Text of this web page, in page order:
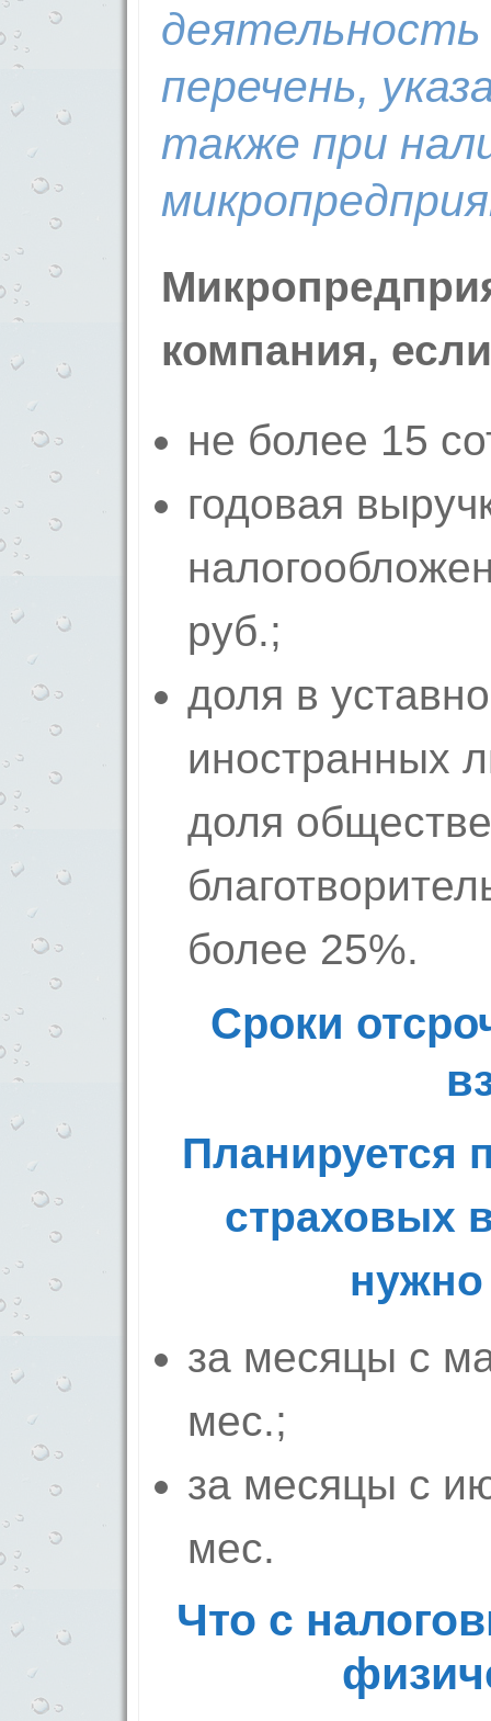
перечень,
также при
компания,
не более 15
годовая
руб.;
доля в
иностранных
доля
более 25%.
Сроки
Планируется
страховых
нужно
за месяцы с
мес.;
за месяцы с
мес.
Что с